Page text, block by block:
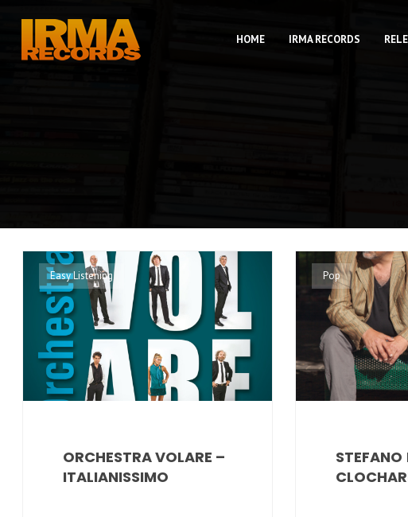
HOME IRMA RECORDS
Easy Listening
ORCHESTRA VOLARE –
ITALIANISSIMO
Pop
STEFANO